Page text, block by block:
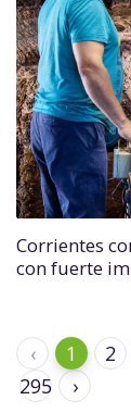
Corrientes
con fuerte
‹ 1 2
295
›